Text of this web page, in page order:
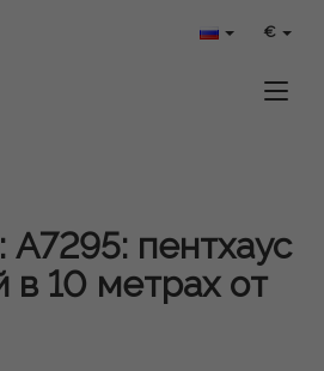
€
A7295: пентхаус
в 10 метрах от